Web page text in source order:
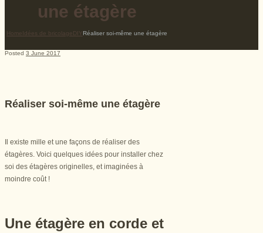
une étagère
HomeIdées de bricolageDIYRéaliser soi-même une étagère
Posted 3 June 2017
Réaliser soi-même une étagère
Il existe mille et une façons de réaliser des
étagères. Voici quelques idées pour installer chez
soi des étagères originelles, et imaginées à
moindre coût !
Une étagère en corde et